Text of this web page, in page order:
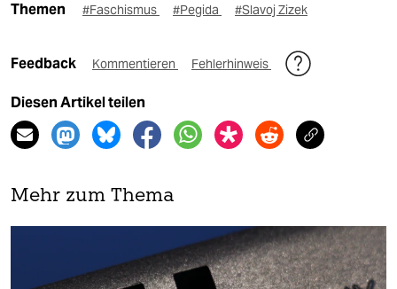
Themen #Faschismus #Pegida #Slavoj Zizek
Feedback Kommentieren Fehlerhinweis
Diesen Artikel teilen
Mehr zum Thema